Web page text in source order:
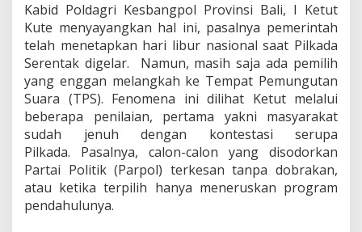
Kabid Poldagri Kesbangpol Provinsi Bali, I Ketut
Kute menyayangkan hal ini, pasalnya pemerintah
telah menetapkan hari libur nasional saat Pilkada
Serentak digelar. Namun, masih saja ada pemilih
yang enggan melangkah ke Tempat Pemungutan
Suara (TPS). Fenomena ini dilihat Ketut melalui
beberapa penilaian, pertama yakni masyarakat
sudah jenuh dengan kontestasi serupa
Pilkada. Pasalnya, calon-calon yang disodorkan
Partai Politik (Parpol) terkesan tanpa dobrakan,
atau ketika terpilih hanya meneruskan program
pendahulunya.